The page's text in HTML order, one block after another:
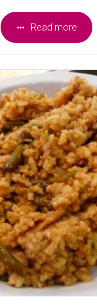
Read more